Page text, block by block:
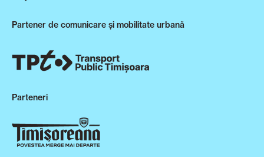
Partener de comunicare și mobilitate urbană
Parteneri